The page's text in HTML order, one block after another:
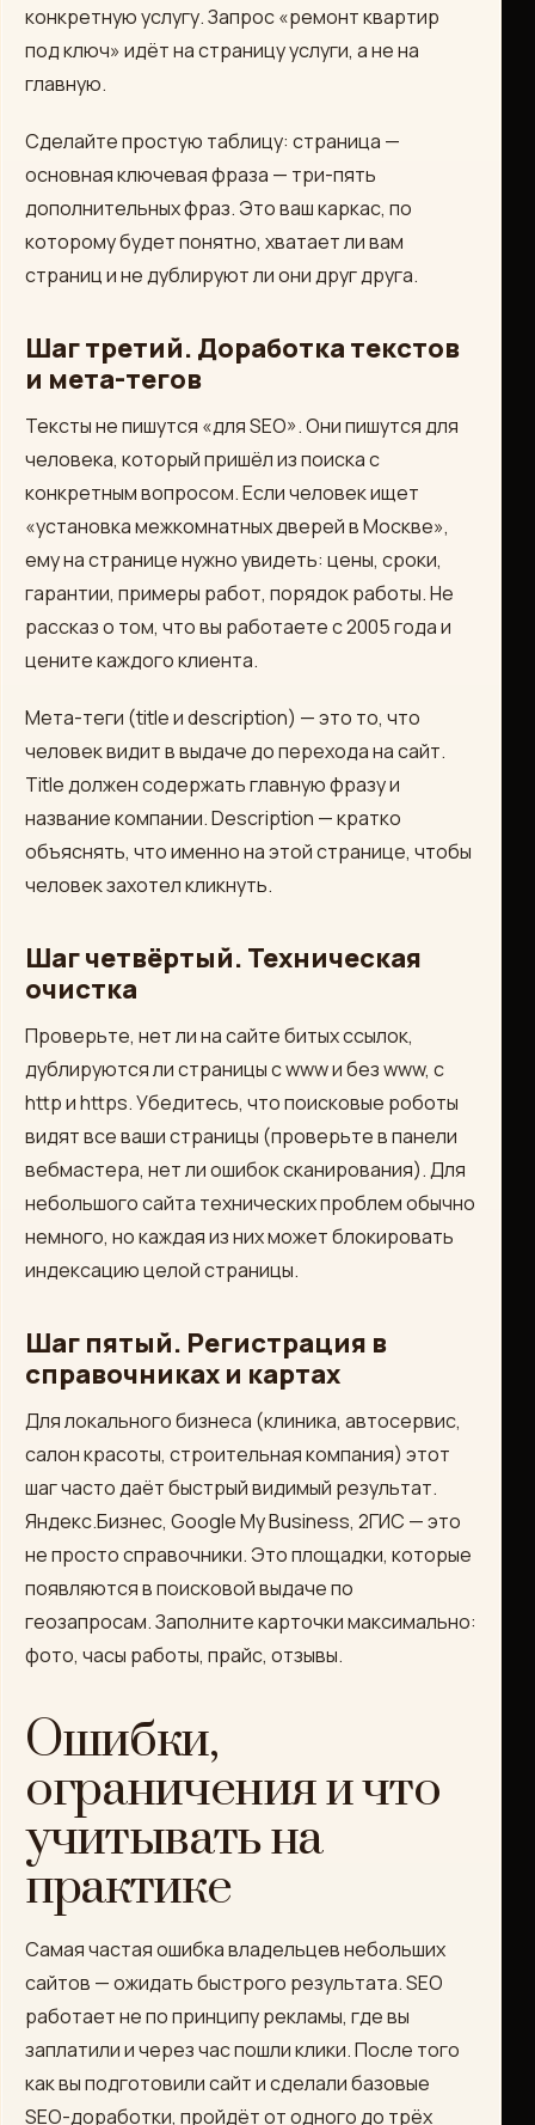
конкретную услугу. Запрос «ремонт квартир
под ключ» идёт на страницу услуги, а не на
главную.
Сделайте простую таблицу: страница —
основная ключевая фраза — три-пять
дополнительных фраз. Это ваш каркас, по
которому будет понятно, хватает ли вам
страниц и не дублируют ли они друг друга.
Шаг третий. Доработка текстов
и мета-тегов
Тексты не пишутся «для SEO». Они пишутся для
человека, который пришёл из поиска с
конкретным вопросом. Если человек ищет
«установка межкомнатных дверей в Москве»,
ему на странице нужно увидеть: цены, сроки,
гарантии, примеры работ, порядок работы. Не
рассказ о том, что вы работаете с 2005 года и
цените каждого клиента.
Мета-теги (title и description) — это то, что
человек видит в выдаче до перехода на сайт.
Title должен содержать главную фразу и
название компании. Description — кратко
объяснять, что именно на этой странице, чтобы
человек захотел кликнуть.
Шаг четвёртый. Техническая
очистка
Проверьте, нет ли на сайте битых ссылок,
дублируются ли страницы с www и без www, с
http и https. Убедитесь, что поисковые роботы
видят все ваши страницы (проверьте в панели
вебмастера, нет ли ошибок сканирования). Для
небольшого сайта технических проблем обычно
немного, но каждая из них может блокировать
индексацию целой страницы.
Шаг пятый. Регистрация в
справочниках и картах
Для локального бизнеса (клиника, автосервис,
салон красоты, строительная компания) этот
шаг часто даёт быстрый видимый результат.
Яндекс.Бизнес, Google My Business, 2ГИС — это
не просто справочники. Это площадки, которые
появляются в поисковой выдаче по
геозапросам. Заполните карточки максимально:
фото, часы работы, прайс, отзывы.
Ошибки,
ограничения и что
учитывать на
практике
Самая частая ошибка владельцев небольших
сайтов — ожидать быстрого результата. SEO
работает не по принципу рекламы, где вы
заплатили и через час пошли клики. После того
как вы подготовили сайт и сделали базовые
SEO-доработки, пройдёт от одного до трёх